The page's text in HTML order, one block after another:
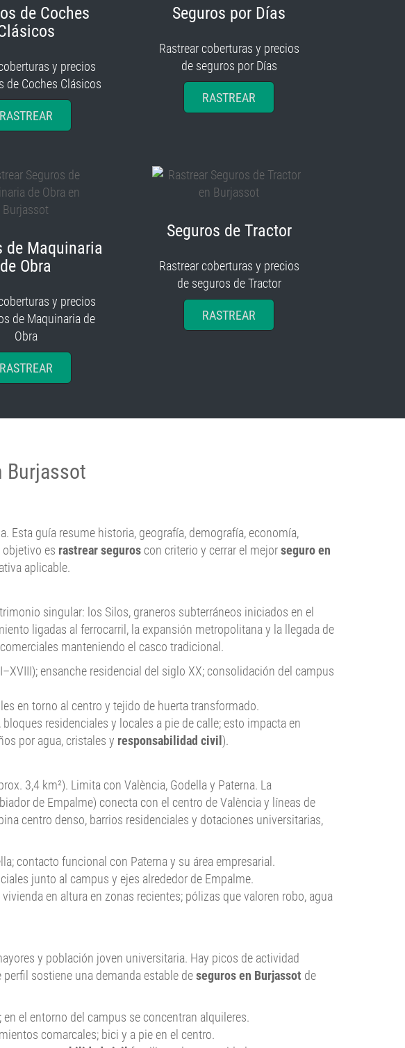
de Coches
y precios
de Coches Clásicos
RASTREAR
Seguros por Días
Rastrear coberturas y precios
de seguros por Días
RASTREAR
de Maquinaria
de Obra
y precios
de Maquinaria de
Obra
RASTREAR
Seguros de Tractor
Rastrear coberturas y precios
de seguros de Tractor
RASTREAR
Burjassot
Esta guía resume historia, geografía, demografía, economía,
objetivo es rastrear seguros con criterio y cerrar el mejorseguro en
aplicable.
singular: los Silos, graneros subterráneos iniciados en el
ligadas al ferrocarril, la expansión metropolitana y la llegada de
manteniendo el casco tradicional.
ensanche residencial del siglo XX; consolidación del campus
en torno al centro y tejido de huerta transformado.
residenciales y locales a pie de calle; esto impacta en
por agua, cristales y responsabilidad civil ).
3,4 km²). Limita con València, Godella y Paterna. La
de Empalme) conecta con el centro de València y líneas de
centro denso, barrios residenciales y dotaciones universitarias,
contacto funcional con Paterna y su área empresarial.
junto al campus y ejes alrededor de Empalme.
en altura en zonas recientes; pólizas que valoren robo, agua
y población joven universitaria. Hay picos de actividad
sostiene una demanda estable deseguros en Burjassot de
el entorno del campus se concentran alquileres.
comarcales; bici y a pie en el centro.